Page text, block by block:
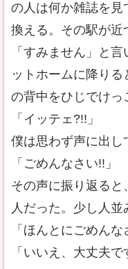
の人は何か雑誌を見
換える。その駅が近
「すみません」と
ットホームに降り
の背中をひじでけっ
「イッテェ?!!」
僕は思わず声に出し
「ごめんなさい!!」
その声に振り返ると
人だった。少し人
「ほんとにごめん
「いいえ、大丈夫で